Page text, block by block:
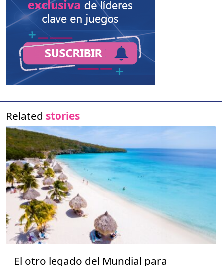
Related stories
El otro legado del Mundial para